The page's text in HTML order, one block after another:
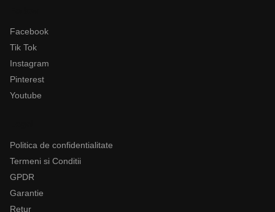
Facebook
Tik Tok
Instagram
Pinterest
Youtube
Politica de confidentialitate
Termeni si Conditii
GPDR
Garantie
Retur